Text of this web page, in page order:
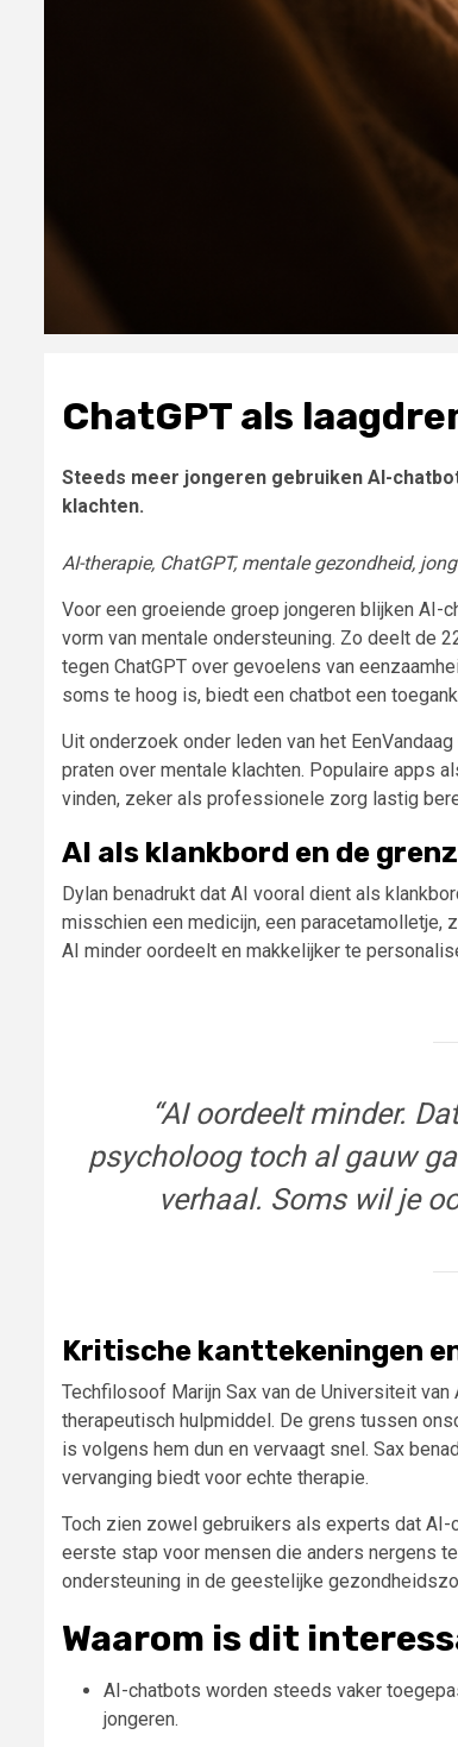
ChatGPT als
Steeds meer jongeren gebruiken AI-
klachten.
AI-therapie, ChatGPT, mentale gezondheid,
Voor een groeiende groep jongeren blijken AI-
vorm van mentale ondersteuning. Zo deelt de
tegen ChatGPT over gevoelens van
soms te hoog is, biedt een chatbot een
Uit onderzoek onder leden van het
praten over mentale klachten. Populaire apps
vinden, zeker als professionele zorg lastig
AI als klankbord en de
Dylan benadrukt dat AI vooral dient als
misschien een medicijn, een paracetamolletje,
AI minder oordeelt en makkelijker te
“AI oordeelt minder.
psycholoog toch al gauw
verhaal. Soms wil je
Kritische kanttekeningen
Techfilosoof Marijn Sax van de Universiteit
therapeutisch hulpmiddel. De grens tussen
is volgens hem dun en vervaagt snel. Sax
vervanging biedt voor echte therapie.
Toch zien zowel gebruikers als experts dat
eerste stap voor mensen die anders nergens
ondersteuning in de geestelijke
Waarom is dit
AI-chatbots worden steeds vaker
jongeren.